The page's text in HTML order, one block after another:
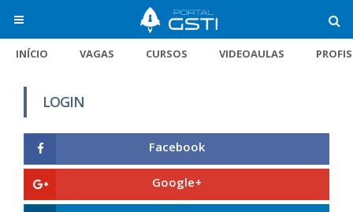
INÍCIO VAGAS CURSOS VIDEOAULAS
LOGIN
Facebook
Google+